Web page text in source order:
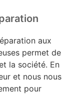
aux
permet de
la société. En
et nous nous
pour